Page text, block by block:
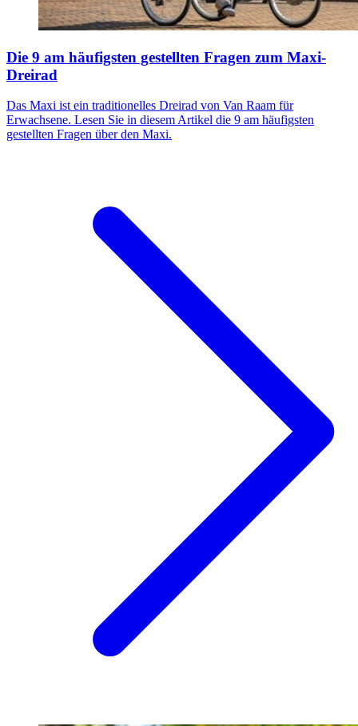
Die 9 am häufigsten gestellten Fragen zum Maxi-
Dreirad
Das Maxi ist ein traditionelles Dreirad von Van Raam für
Erwachsene. Lesen Sie in diesem Artikel die 9 am häufigsten
gestellten Fragen über den Maxi.